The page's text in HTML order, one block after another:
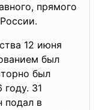
прямого
12 июня
был
был
31
подал в